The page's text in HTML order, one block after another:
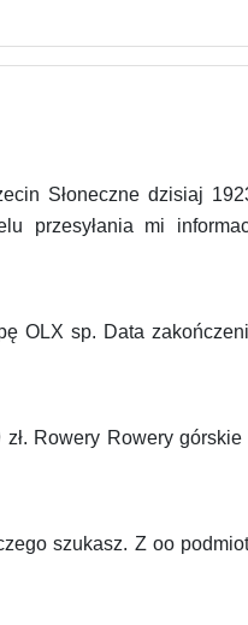
Słoneczne dzisiaj
przesyłania mi
OLX sp. Data
Rowery Rowery górskie
szukasz. Z oo